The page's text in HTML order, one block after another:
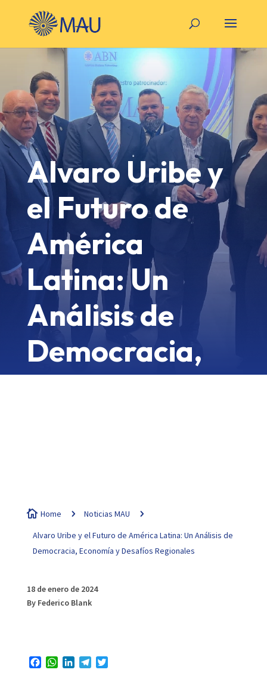
Alvaro Uribe y
el Futuro de
América
Latina: Un
Análisis de
Democracia,
Economía y
 Home 5 Noticias MAU
5
Alvaro Uribe y el Futuro de América Latina: Un Análisis de
Democracia, Economía y Desafíos Regionales
18 de enero de 2024
By Federico Blank
Facebook
WhatsApp
LinkedInTelegram
Twitter